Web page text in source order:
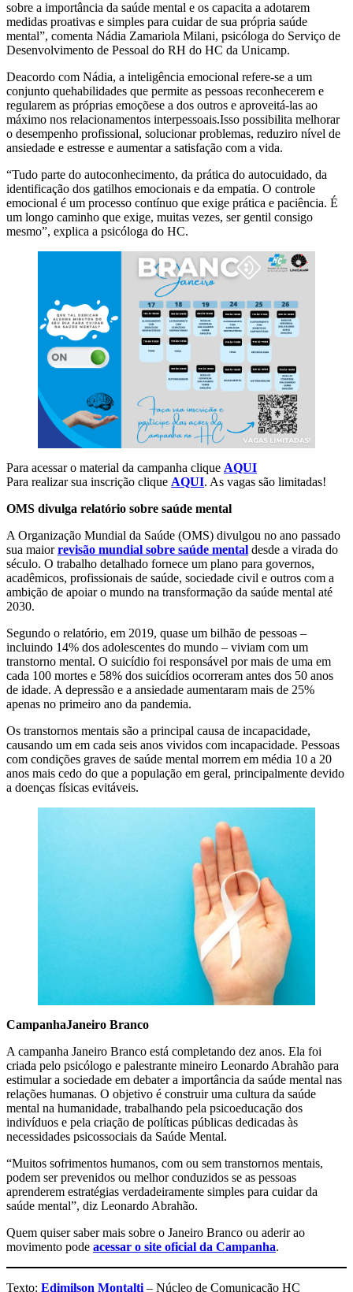
sobre a importância da saúde mental e os capacita a adotarem
medidas proativas e simples para cuidar de sua própria saúde
mental”, comenta Nádia Zamariola Milani, psicóloga do Serviço de
Desenvolvimento de Pessoal do RH do HC da Unicamp.
Deacordo com Nádia, a inteligência emocional refere-se a um
conjunto quehabilidades que permite as pessoas reconhecerem e
regularem as próprias emoçõese a dos outros e aproveitá-las ao
máximo nos relacionamentos interpessoais.Isso possibilita melhorar
o desempenho profissional, solucionar problemas, reduziro nível de
ansiedade e estresse e aumentar a satisfação com a vida.
“Tudo parte do autoconhecimento, da prática do autocuidado, da
identificação dos gatilhos emocionais e da empatia. O controle
emocional é um processo contínuo que exige prática e paciência. É
um longo caminho que exige, muitas vezes, ser gentil consigo
mesmo”, explica a psicóloga do HC.
Para acessar o material da campanha clique AQUI
Para realizar sua inscrição clique AQUI. As vagas são limitadas!
OMS divulga relatório sobre saúde mental
A Organização Mundial da Saúde (OMS) divulgou no ano passado
sua maiorrevisão mundial sobre saúde mental desde a virada do
século. O trabalho detalhado fornece um plano para governos,
acadêmicos, profissionais de saúde, sociedade civil e outros com a
ambição de apoiar o mundo na transformação da saúde mental até
2030.
Segundo o relatório, em 2019, quase um bilhão de pessoas –
incluindo 14% dos adolescentes do mundo – viviam com um
transtorno mental. O suicídio foi responsável por mais de uma em
cada 100 mortes e 58% dos suicídios ocorreram antes dos 50 anos
de idade. A depressão e a ansiedade aumentaram mais de 25%
apenas no primeiro ano da pandemia.
Os transtornos mentais são a principal causa de incapacidade,
causando um em cada seis anos vividos com incapacidade. Pessoas
com condições graves de saúde mental morrem em média 10 a 20
anos mais cedo do que a população em geral, principalmente devido
a doenças físicas evitáveis.
CampanhaJaneiro Branco
A campanha Janeiro Branco está completando dez anos. Ela foi
criada pelo psicólogo e palestrante mineiro Leonardo Abrahão para
estimular a sociedade em debater a importância da saúde mental nas
relações humanas. O objetivo é construir uma cultura da saúde
mental na humanidade, trabalhando pela psicoeducação dos
indivíduos e pela criação de políticas públicas dedicadas às
necessidades psicossociais da Saúde Mental.
“Muitos sofrimentos humanos, com ou sem transtornos mentais,
podem ser prevenidos ou melhor conduzidos se as pessoas
aprenderem estratégias verdadeiramente simples para cuidar da
saúde mental”, diz Leonardo Abrahão.
Quem quiser saber mais sobre o Janeiro Branco ou aderir ao
movimento pode acessar o site oficial da Campanha.
Texto: Edimilson Montalti – Núcleo de Comunicação HC